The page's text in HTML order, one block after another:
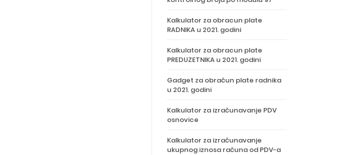
Kalkulator za obracun plate
RADNIKA u 2021. godini
Kalkulator za obracun plate
PREDUZETNIKA u 2021. godini
Gadget za obračun plate radnika
u 2021. godini
Kalkulator za izračunavanje PDV
osnovice
Kalkulator za izračunavanje
ukupnog iznosa računa od PDV-a